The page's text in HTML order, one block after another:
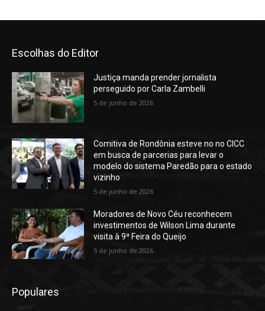
Escolhas do Editor
Justiça manda prender jornalista
perseguido por Carla Zambelli
5 de junho de 2026
Comitiva de Rondônia esteve no no CICC
em busca de parcerias para levar o
modelo do sistema Paredão para o estado
vizinho
5 de junho de 2026
Moradores de Novo Céu reconhecem
investimentos de Wilson Lima durante
visita à 9ª Feira do Queijo
5 de junho de 2026
Populares